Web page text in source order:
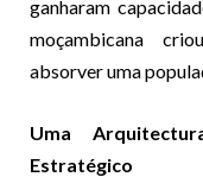
ganharam
moçambicana
absorver uma
Uma
Estratégico